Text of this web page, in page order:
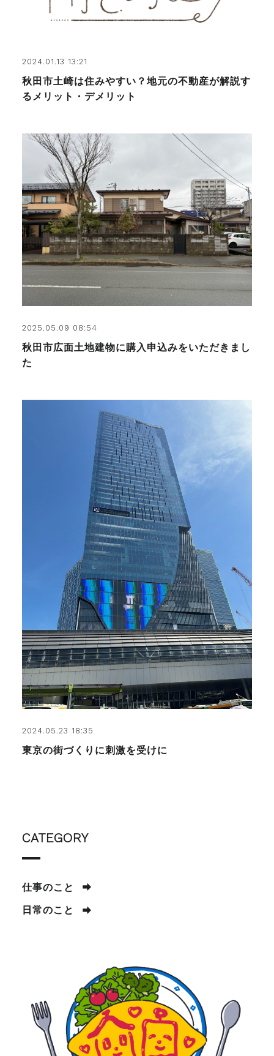
2024.01.13 13:21
秋田市土崎は住みやすい？地元の不動産が解説す
るメリット・デメリット
2025.05.09 08:54
秋田市広面土地建物に購入申込みをいただきまし
た
2024.05.23 18:35
東京の街づくりに刺激を受けに
CATEGORY
仕事のこと
日常のこと